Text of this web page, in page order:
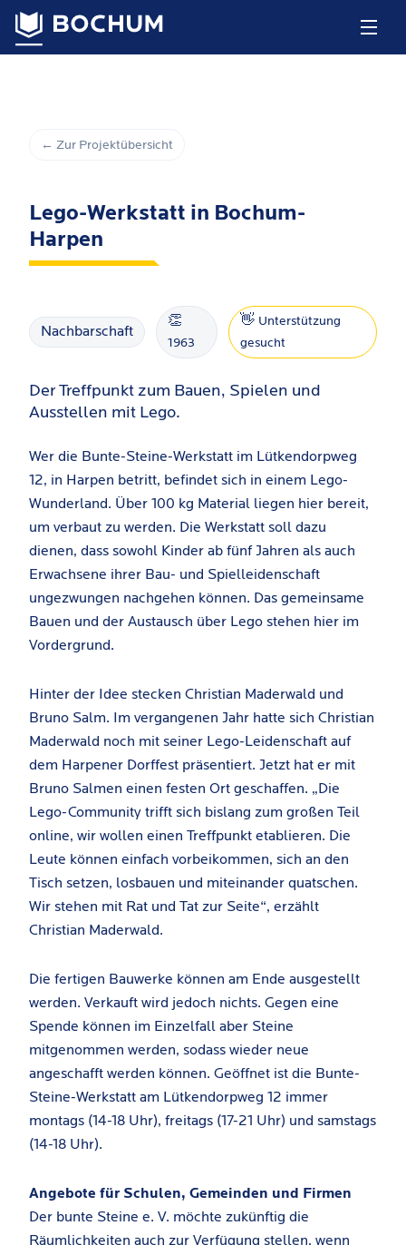
← Zur Projektübersicht
Lego-Werkstatt in Bochum-
Harpen
Nachbarschaft
👏
1963
👋 Unterstützung
gesucht
Der Treffpunkt zum Bauen, Spielen und
Ausstellen mit Lego.
Wer die Bunte-Steine-Werkstatt im Lütkendorpweg
12, in Harpen betritt, befindet sich in einem Lego-
Wunderland. Über 100 kg Material liegen hier bereit,
um verbaut zu werden. Die Werkstatt soll dazu
dienen, dass sowohl Kinder ab fünf Jahren als auch
Erwachsene ihrer Bau- und Spielleidenschaft
ungezwungen nachgehen können. Das gemeinsame
Bauen und der Austausch über Lego stehen hier im
Vordergrund.
Hinter der Idee stecken Christian Maderwald und
Bruno Salm. Im vergangenen Jahr hatte sich Christian
Maderwald noch mit seiner Lego-Leidenschaft auf
dem Harpener Dorffest präsentiert. Jetzt hat er mit
Bruno Salmen einen festen Ort geschaffen. „Die
Lego-Community trifft sich bislang zum großen Teil
online, wir wollen einen Treffpunkt etablieren. Die
Leute können einfach vorbeikommen, sich an den
Tisch setzen, losbauen und miteinander quatschen.
Wir stehen mit Rat und Tat zur Seite“, erzählt
Christian Maderwald.
Die fertigen Bauwerke können am Ende ausgestellt
werden. Verkauft wird jedoch nichts. Gegen eine
Spende können im Einzelfall aber Steine
mitgenommen werden, sodass wieder neue
angeschafft werden können. Geöffnet ist die Bunte-
Steine-Werkstatt am Lütkendorpweg 12 immer
montags (14-18 Uhr), freitags (17-21 Uhr) und samstags
(14-18 Uhr).
Angebote für Schulen, Gemeinden und Firmen
Der bunte Steine e. V. möchte zukünftig die
Räumlichkeiten auch zur Verfügung stellen, wenn